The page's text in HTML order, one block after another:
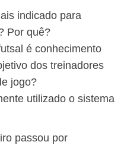
indicado para
Por quê?
é conhecimento
dos treinadores
jogo?
utilizado o sistema
passou por